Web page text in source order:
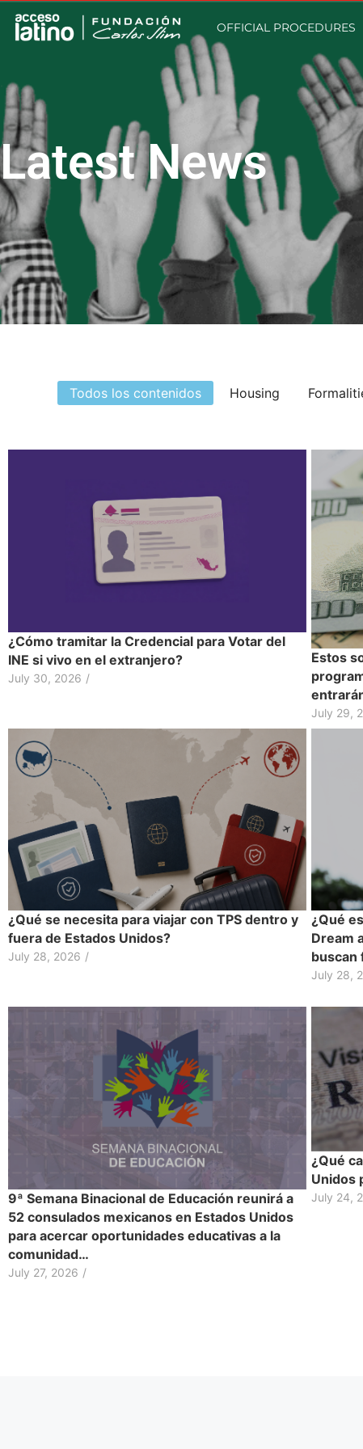
OFFICIAL PROCEDURES
Latest News
Todos los contenidos Housing
¿Cómo tramitar la Credencial para Votar del
INE si vivo en el extranjero?
July 30, 2026 /
Estos
July 29,
¿Qué se necesita para viajar con TPS dentro y
fuera de Estados Unidos?
July 28, 2026 /
¿Qué
Dream
buscan
July 28,
9ª Semana Binacional de Educación reunirá a
52 consulados mexicanos en Estados Unidos
para acercar oportunidades educativas a la
comunidad…
July 27, 2026 /
¿Qué
Unidos
July 24,